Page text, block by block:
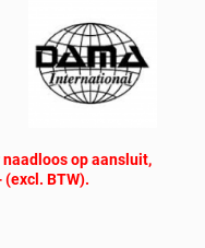
naadloos op aansluit,
BTW).